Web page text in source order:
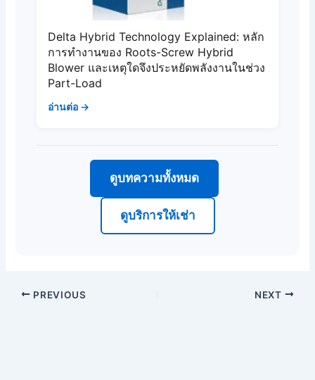
Delta Hybrid Technology Explained: หลัก
การทำงานของ Roots-Screw Hybrid
Blower และเหตุใดจึงประหยัดพลังงานในช่วง
Part-Load
อ่านต่อ →
ดูบทความทั้งหมด
ดูบริการให้เช่า
PREVIOUS NEXT